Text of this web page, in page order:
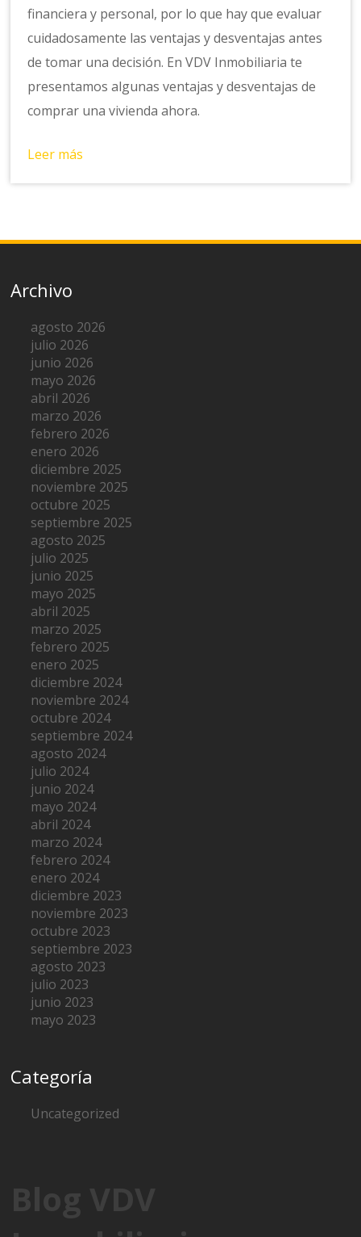
financiera y personal, por lo que hay que evaluar
cuidadosamente las ventajas y desventajas antes
de tomar una decisión. En VDV Inmobiliaria te
presentamos algunas ventajas y desventajas de
comprar una vivienda ahora.
Leer más
Archivo
agosto 2026
julio 2026
junio 2026
mayo 2026
abril 2026
marzo 2026
febrero 2026
enero 2026
diciembre 2025
noviembre 2025
octubre 2025
septiembre 2025
agosto 2025
julio 2025
junio 2025
mayo 2025
abril 2025
marzo 2025
febrero 2025
enero 2025
diciembre 2024
noviembre 2024
octubre 2024
septiembre 2024
agosto 2024
julio 2024
junio 2024
mayo 2024
abril 2024
marzo 2024
febrero 2024
enero 2024
diciembre 2023
noviembre 2023
octubre 2023
septiembre 2023
agosto 2023
julio 2023
junio 2023
mayo 2023
Categoría
Uncategorized
Blog VDV